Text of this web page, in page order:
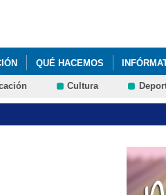
QUÉ HACEMOS
PRIMARIA COBISA DIBUJO
Cultura